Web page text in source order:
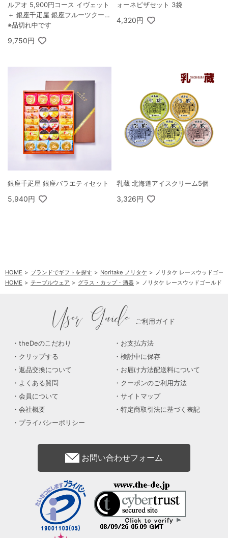
ルアオ 5,900円コース イヴェット
＋ 銀座千疋屋 銀座フルーツクーヘ
ン 8個入
※品切れ中です
9,750円
ォーネピザセット 3袋
4,320円
銀座千疋屋 銀座バラエティセット
5,940円
乳蔵 北海道アイスクリーム5個
3,326円
HOME ブランドでギフトを探す Noritake ノリタケ
ノリタケ レースウッドゴー
HOME
テーブルウェア グラス・カップ・酒器
ノリタケ レースウッドゴールド
User Guide ご利用ガイド
theDeのこだわり
お支払方法
クリップする
検討中に保存
返品交換について
お届け方法配送料について
よくある質問
クーポンのご利用方法
会員について
サイトマップ
会社概要
特定商取引法に基づく表記
プライバシーポリシー
お問い合わせフォーム